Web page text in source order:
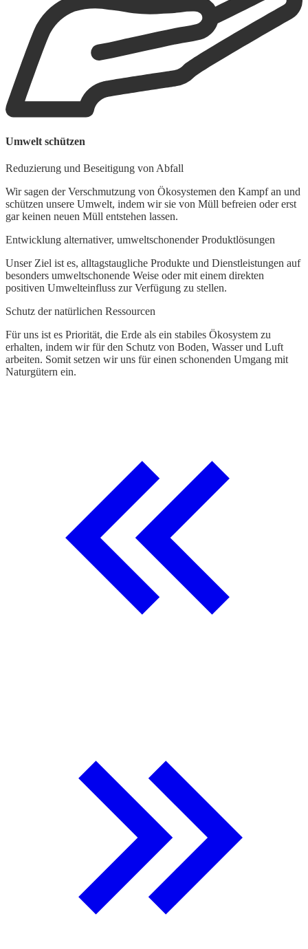
Umwelt schützen
Reduzierung und Beseitigung von Abfall
Wir sagen der Verschmutzung von Ökosystemen den Kampf an und
schützen unsere Umwelt, indem wir sie von Müll befreien oder erst
gar keinen neuen Müll entstehen lassen.
Entwicklung alternativer, umweltschonender Produktlösungen
Unser Ziel ist es, alltagstaugliche Produkte und Dienstleistungen auf
besonders umweltschonende Weise oder mit einem direkten
positiven Umwelteinfluss zur Verfügung zu stellen.
Schutz der natürlichen Ressourcen
Für uns ist es Priorität, die Erde als ein stabiles Ökosystem zu
erhalten, indem wir für den Schutz von Boden, Wasser und Luft
arbeiten. Somit setzen wir uns für einen schonenden Umgang mit
Naturgütern ein.